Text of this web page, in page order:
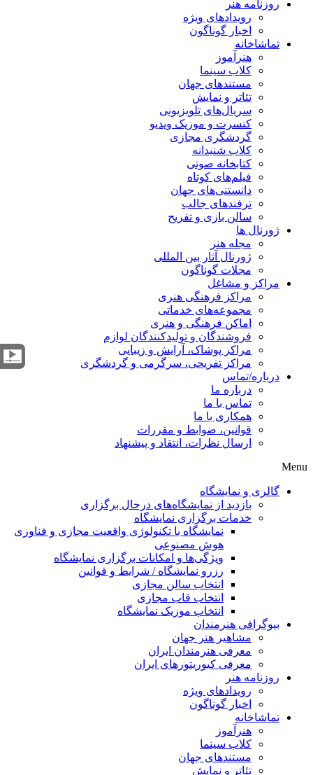
روزنامه هنر
رویدادهای ویژه
اخبار گوناگون
تماشاخانه
هنرآموز
کلاب سینما
مستندهای جهان
تئاتر و نمایش
سریال‌های تلویزیونی
کنسرت و موزیک ویدیو
گردشگری مجازی
کلاب شنیدانه
کتابخانه صوتی
فیلم‌های کوتاه
دانستنی‌های جهان
ترفندهای جالب
سالن بازی و تفریح
ژورنال ها
مجله هنر
ژورنال آثار بین المللی
مجلات گوناگون
مراکز و مشاغل
مراکز فرهنگی هنری
مجموعه‌های خدماتی
اماکن فرهنگی و هنری
فروشندگان و تولیدکنندگان لوازم
مراکز پوشاک، آرایش و زیبایی
مراکز تفریحی، سرگرمی و گردشگری
درباره/تماس
درباره ما
تماس با ما
همکاری با ما
قوانین، ضوابط و مقررات
ارسال نظرات، انتقاد و پیشنهاد
Menu
گالری و نمایشگاه
بازدید از نمایشگاه‌های درحال برگزاری
خدمات برگزاری نمایشگاه
نمایشگاه با تکنولوژی واقعیت مجازی و فناوری
هوش مصنوعی
ویژگی‌ها و امکانات برگزاری نمایشگاه
رزرو نمایشگاه / شرایط و قوانین
انتخاب سالن مجازی
انتخاب قاب مجازی
انتخاب موزیک نمایشگاه
بیوگرافی هنرمندان
مشاهیر هنر جهان
معرفی هنرمندان ایران
معرفی کیوریتورهای ایران
روزنامه هنر
رویدادهای ویژه
اخبار گوناگون
تماشاخانه
هنرآموز
کلاب سینما
مستندهای جهان
تئاتر و نمایش